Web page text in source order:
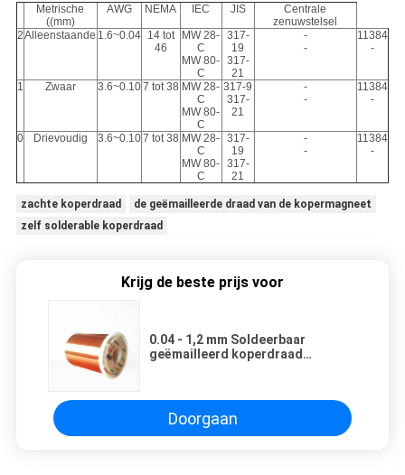
Metrische
((mm)
AWG NEMA IEC JIS
Centrale
zenuwstelsel
2Alleenstaande 1.6~0.04 14 tot
46
MW 28-
C
MW 80-
C
317-
19
317-
21
-
-
11384
-
1 Zwaar 3.6~0.107 tot 38 MW 28-
C
MW 80-
C
317-9
317-
21
-
-
11384
-
0 Drievoudig 3.6~0.107 tot 38 MW 28-
C
MW 80-
C
317-
19
317-
21
-
-
11384
-
zachte koperdraad
de geëmailleerde draad van de kopermagneet
zelf solderable koperdraad
Krijg de beste prijs voor
0.04 - 1,2 mm Soldeerbaar
geëmailleerd koperdraad
Doorgaan